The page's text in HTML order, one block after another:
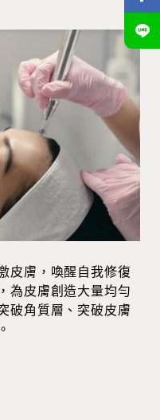
皮膚，喚醒自我修復
為皮膚創造大量均勻
破角質層、突破皮膚